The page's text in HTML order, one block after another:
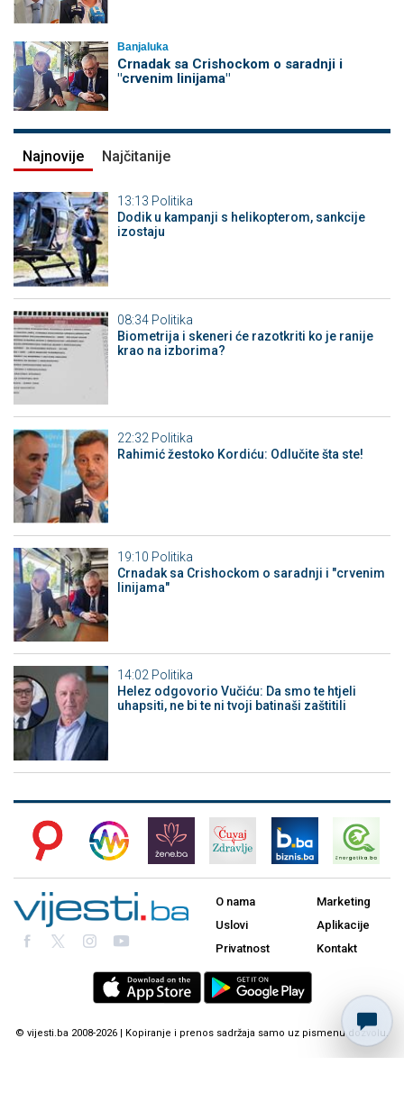
Banjaluka
Crnadak sa Crishockom o saradnji i
"crvenim linijama"
Najnovije Najčitanije
13:13 Politika
Dodik u kampanji s helikopterom, sankcije
izostaju
08:34 Politika
Biometrija i skeneri će razotkriti ko je ranije
krao na izborima?
22:32 Politika
Rahimić žestoko Kordiću: Odlučite šta ste!
19:10 Politika
Crnadak sa Crishockom o saradnji i "crvenim
linijama"
14:02 Politika
Helez odgovorio Vučiću: Da smo te htjeli
uhapsiti, ne bi te ni tvoji batinaši zaštitili
O nama
Uslovi
Privatnost
Marketing
Aplikacije
Kontakt
© vijesti.ba 2008-2026 | Kopiranje i prenos sadržaja samo uz pismenu dozvolu.